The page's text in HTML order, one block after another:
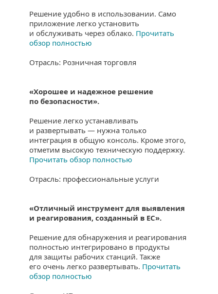
Решение удобно в использовании. Само
приложение легко установить
и обслуживать через облако. Прочитать
обзор полностью
Отрасль: Розничная торговля
«Хорошее и надежное решение
по безопасности».
Решение легко устанавливать
и развертывать — нужна только
интеграция в общую консоль. Кроме этого,
отметим высокую техническую поддержку.
Прочитать обзор полностью
Отрасль: профессиональные услуги
«Отличный инструмент для выявления
и реагирования, созданный в ЕС».
Решение для обнаружения и реагирования
полностью интегрировано в продукты
для защиты рабочих станций. Также
его очень легко развертывать. Прочитать
обзор полностью